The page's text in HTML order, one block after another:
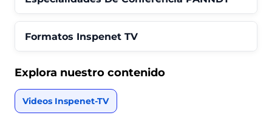
Formatos Inspenet TV
Explora nuestro contenido
Videos Inspenet-TV